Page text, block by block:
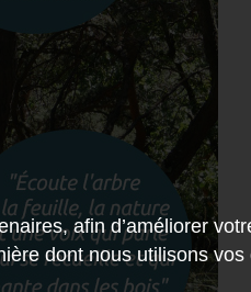
afin d’améliorer
dont nous utilisons